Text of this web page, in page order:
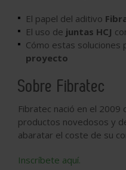
El papel del aditivo
El uso de juntas HCJ
Cómo estas soluciones
proyecto
Sobre Fibratec
Fibratec nació en el
productos novedosos y
abaratar el coste de su
Inscríbete aquí.